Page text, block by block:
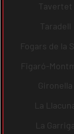
Tavertet
Taradell
Fogars de la
Figaró-
Gironella
La
La